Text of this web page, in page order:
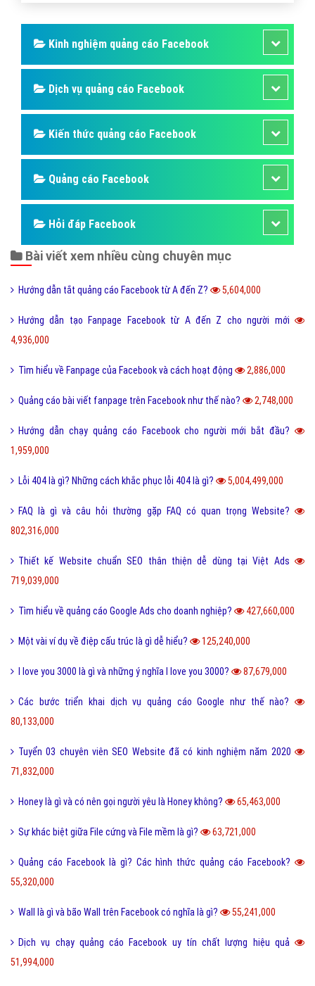
Kinh nghiệm quảng cáo Facebook
Dịch vụ quảng cáo Facebook
Kiến thức quảng cáo Facebook
Quảng cáo Facebook
Hỏi đáp Facebook
Bài viết xem nhiều cùng chuyên mục
Hướng dẫn tắt quảng cáo Facebook từ A đến Z? 5,604,000
Hướng dẫn tạo Fanpage Facebook từ A đến Z cho người mới
4,936,000
Tìm hiểu về Fanpage của Facebook và cách hoạt động 2,886,000
Quảng cáo bài viết fanpage trên Facebook như thế nào? 2,748,000
Hướng dẫn chạy quảng cáo Facebook cho người mới bắt đầu?
1,959,000
Lỗi 404 là gì? Những cách khắc phục lỗi 404 là gì? 5,004,499,000
FAQ là gì và câu hỏi thường gặp FAQ có quan trọng Website?
802,316,000
Thiết kế Website chuẩn SEO thân thiện dễ dùng tại Việt Ads
719,039,000
Tìm hiểu về quảng cáo Google Ads cho doanh nghiệp? 427,660,000
Một vài ví dụ về điệp cấu trúc là gì dễ hiểu? 125,240,000
I love you 3000 là gì và những ý nghĩa I love you 3000? 87,679,000
Các bước triển khai dịch vụ quảng cáo Google như thế nào?
80,133,000
Tuyển 03 chuyên viên SEO Website đã có kinh nghiệm năm 2020
71,832,000
Honey là gì và có nên gọi người yêu là Honey không? 65,463,000
Sự khác biệt giữa File cứng và File mềm là gì? 63,721,000
Quảng cáo Facebook là gì? Các hình thức quảng cáo Facebook?
55,320,000
Wall là gì và bão Wall trên Facebook có nghĩa là gì? 55,241,000
Dịch vụ chạy quảng cáo Facebook uy tín chất lượng hiệu quả
51,994,000